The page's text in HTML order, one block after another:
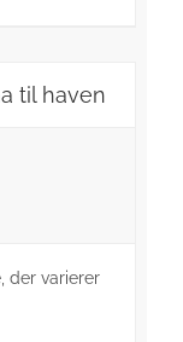
til haven
der varierer